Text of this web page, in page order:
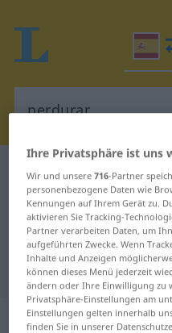
Spanisch-Deutsch
Spanisch-
"perdurar"
"perdurar"
„perdurar“:
Ihre Privatsphäre ist uns
Wir und unsere716-Partner
personenbezogene Daten wie
Kennungen auf Ihrem Gerät zu.
aktivieren Sie Tracking-
Partner verarbeiten Daten, um
aufgeführten Zwecke. Wenn
Inhalte und Anzeigen
können dieses Menü jederzeit
ändern oder Ihre Einwilligung zu
Privatsphäre-Einstellungen am
Einstellungen gelten innerhalb
finden Sie in unserer